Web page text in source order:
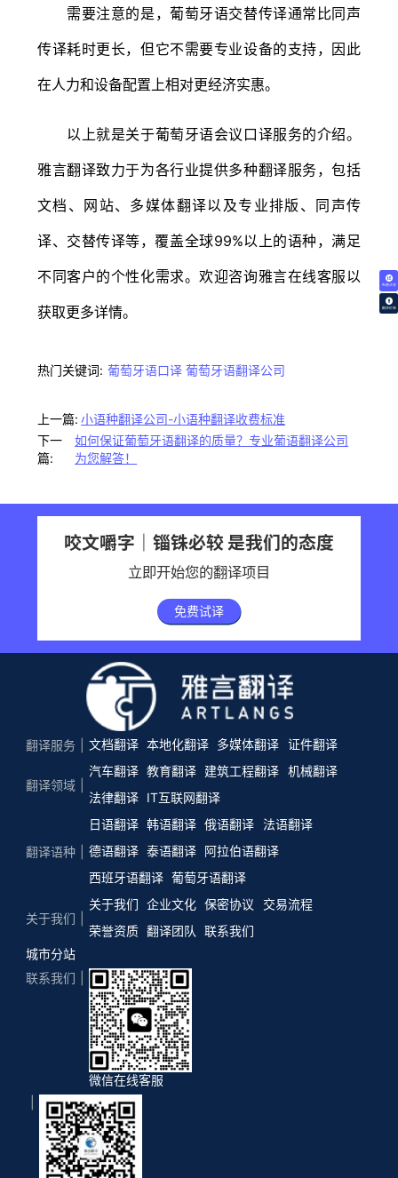
免费试译
翻译价格
需要注意的是，葡萄牙语交替传译通常比同声
传译耗时更长，但它不需要专业设备的支持，因此
在人力和设备配置上相对更经济实惠。
以上就是关于葡萄牙语会议口译服务的介绍。
雅言翻译致力于为各行业提供多种翻译服务，包括
文档、网站、多媒体翻译以及专业排版、同声传
译、交替传译等，覆盖全球99%以上的语种，满足
不同客户的个性化需求。欢迎咨询雅言在线客服以
获取更多详情。
热门关键词: 葡萄牙语口译 葡萄牙语翻译公司
上一篇: 小语种翻译公司-小语种翻译收费标准
下一
篇:
如何保证葡萄牙语翻译的质量？专业葡语翻译公司
为您解答！
咬文嚼字｜锱铢必较 是我们的态度
立即开始您的翻译项目
免费试译
翻译服务 文档翻译 本地化翻译 多媒体翻译 证件翻译
翻译领域
汽车翻译 教育翻译 建筑工程翻译 机械翻译
法律翻译
IT互联网翻译
翻译语种
日语翻译 韩语翻译 俄语翻译
法语翻译
德语翻译 泰语翻译 阿拉伯语翻译
西班牙语翻译 葡萄牙语翻译
关于我们
关于我们 企业文化 保密协议
交易流程
荣誉资质 翻译团队
联系我们
城市分站
联系我们
微信在线客服